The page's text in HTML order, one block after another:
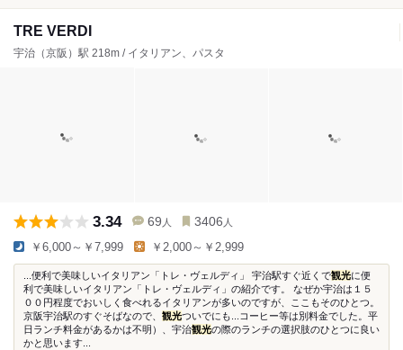
TRE VERDI
宇治（京阪）駅 218m / イタリアン、パスタ
3.34 69 人 3406 人
￥6,000～￥7,999 ￥2,000～￥2,999
...便利で美味しいイタリアン「トレ・ヴェルディ」 宇治駅すぐ近くで観光に便
利で美味しいイタリアン「トレ・ヴェルディ」の紹介です。 なぜか宇治は１５
００円程度でおいしく食べれるイタリアンが多いのですが、ここもそのひとつ。
京阪宇治駅のすぐそばなので、 観光ついでにも...コーヒー等は別料金でした。平
日ランチ料金があるかは不明）、宇治観光の際のランチの選択肢のひとつに良い
かと思います...